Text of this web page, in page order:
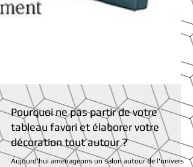
Pourquoi ne pas partir de votre
tableau favori et élaborer votre